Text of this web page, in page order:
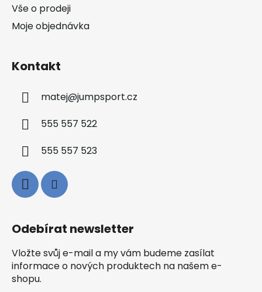
Vše o prodeji
Moje objednávka
Kontakt
matej@jumpsport.cz
555 557 522
555 557 523
Odebírat newsletter
Vložte svůj e-mail a my vám budeme zasílat
informace o nových produktech na našem e-
shopu.